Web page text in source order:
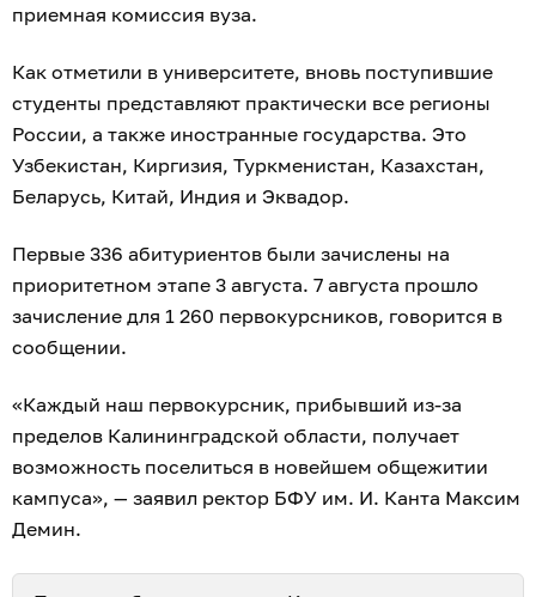
приемная комиссия вуза.
Как отметили в университете, вновь поступившие
студенты представляют практически все регионы
России, а также иностранные государства. Это
Узбекистан, Киргизия, Туркменистан, Казахстан,
Беларусь, Китай, Индия и Эквадор.
Первые 336 абитуриентов были зачислены на
приоритетном этапе 3 августа. 7 августа прошло
зачисление для 1 260 первокурсников, говорится в
сообщении.
«Каждый наш первокурсник, прибывший из-за
пределов Калининградской области, получает
возможность поселиться в новейшем общежитии
кампуса», — заявил ректор БФУ им. И. Канта Максим
Демин.